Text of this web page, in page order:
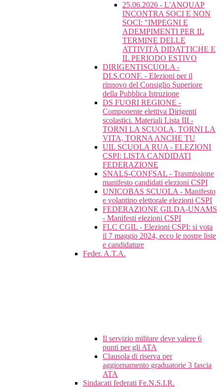
25.06.2026 - L'ANQUAP
INCONTRA SOCI E NON
SOCI: "IMPEGNI E
ADEMPIMENTI PER IL
TERMINE DELLE
ATTIVITÀ DIDATTICHE E
IL PERIODO ESTIVO
DIRIGENTISCUOLA -
DI.S.CONF. - Elezioni per il
rinnovo del Consiglio Superiore
della Pubblica Istruzione
DS FUORI REGIONE -
Componente elettiva Dirigenti
scolastici. Materiali Lista III -
TORNI LA SCUOLA, TORNI LA
VITA, TORNA ANCHE TU
UIL SCUOLA RUA - ELEZIONI
CSPI: LISTA CANDIDATI
FEDERAZIONE
SNALS-CONFSAL - Trasmissione
manifesto candidati elezioni CSPI
UNICOBAS SCUOLA - Manifesto
e volantino elettorale elezioni CSPI
FEDERAZIONE GILDA-UNAMS
- Manifesti elezioni CSPI
FLC CGIL - Elezioni CSPI: si vota
il 7 maggio 2024, ecco le nostre liste
e candidature
Feder. A.T.A.
Il servizio militare deve valere 6
punti per gli ATA
Clausola di riserva per
aggiornamento graduatorie 3 fascia
ATA
Sindacati federati Fe.N.S.I.R.